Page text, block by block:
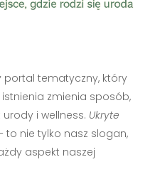
portal tematyczny, który
zmienia sposób,
i wellness. Ukryte
to nie tylko nasz slogan,
aspekt naszej